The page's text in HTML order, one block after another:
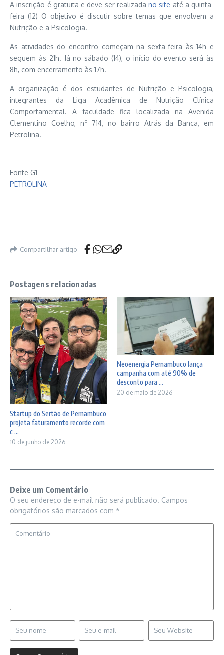
A inscrição é gratuita e deve ser realizada no site até a quinta-
feira (12) O objetivo é discutir sobre temas que envolvem a
Nutrição e a Psicologia.
As atividades do encontro começam na sexta-feira às 14h e
seguem às 21h. Já no sábado (14), o início do evento será às
8h, com encerramento às 17h.
A organização é dos estudantes de Nutrição e Psicologia,
integrantes da Liga Acadêmica de Nutrição Clínica
Comportamental. A faculdade fica localizada na Avenida
Clementino Coelho, nº 714, no bairro Atrás da Banca, em
Petrolina.
Fonte G1
PETROLINA
Compartilhar artigo
Postagens relacionadas
Startup do Sertão de Pernambuco
projeta faturamento recorde com
c ...
10 de junho de 2026
Neoenergia Pernambuco lança
campanha com até 90% de
desconto para ...
20 de maio de 2026
Deixe um Comentário
O seu endereço de e-mail não será publicado. Campos
obrigatórios são marcados com *